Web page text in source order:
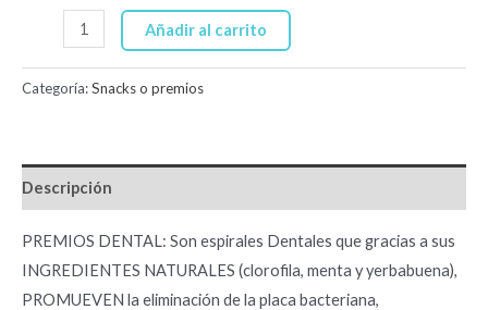
Añadir al carrito
Categoría:Snacks o premios
Descripción
PREMIOS DENTAL: Son espirales Dentales que gracias a sus
INGREDIENTES NATURALES (clorofila, menta y yerbabuena),
PROMUEVEN la eliminación de la placa bacteriana,